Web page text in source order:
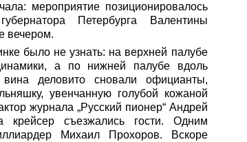
мероприятие позиционировалось
Петербурга Валентины
вечером.
было не узнать: на верхней палубе
а по нижней палубе вдоль
деловито сновали официанты,
увенчанную голубой кожаной
журнала „Русский пионер“ Андрей
крейсер съезжались гости. Одним
Михаил Прохоров. Вскоре